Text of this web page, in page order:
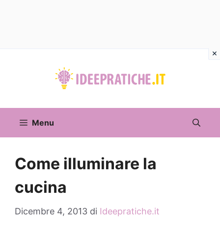
Menu
Come illuminare la
cucina
Dicembre 4, 2013 di Ideepratiche.it